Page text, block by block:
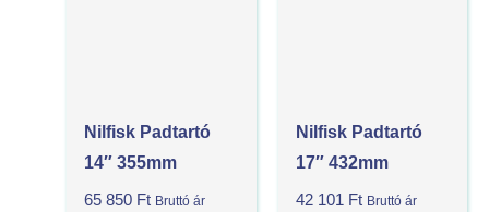
Nilfisk Padtartó
14″ 355mm
65 850 Ft Bruttó ár
Nilfisk Padtartó
17″ 432mm
42 101 Ft Bruttó ár